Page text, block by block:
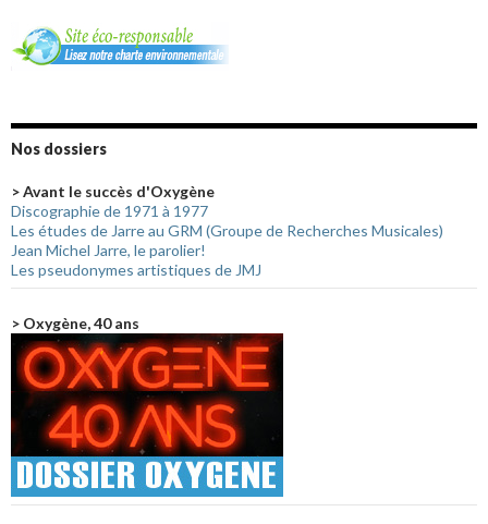
Nos dossiers
> Avant le succès d'Oxygène
Discographie de 1971 à 1977
Les études de Jarre au GRM (Groupe de Recherches Musicales)
Jean Michel Jarre, le parolier!
Les pseudonymes artistiques de JMJ
> Oxygène, 40 ans